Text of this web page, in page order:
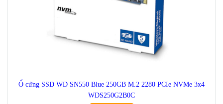
Ổ cứng SSD WD SN550 Blue 250GB M.2 2280 PCIe NVMe 3x4
WDS250G2B0C